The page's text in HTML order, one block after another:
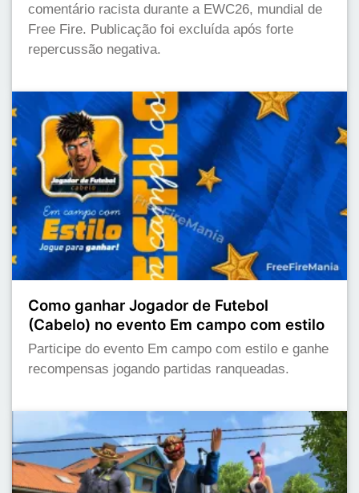
comentário racista durante a EWC26, mundial de
Free Fire. Publicação foi excluída após forte
repercussão negativa.
Como ganhar Jogador de Futebol
(Cabelo) no evento Em campo com estilo
Participe do evento Em campo com estilo e ganhe
recompensas jogando partidas ranqueadas.